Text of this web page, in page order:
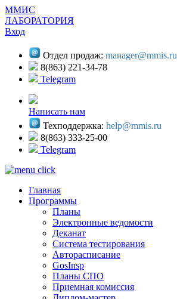
ММИС
ЛАБОРАТОРИЯ
Вход
Отдел продаж: manager@mmis.ru
8(863) 221-34-78
Telegram
Написать нам
Техподдержка: help@mmis.ru
8(863) 333-25-00
Telegram
Главная
Программы
Планы
Электронные ведомости
Деканат
Система тестирования
Авторасписание
GosInsp
Планы СПО
Приемная комиссия